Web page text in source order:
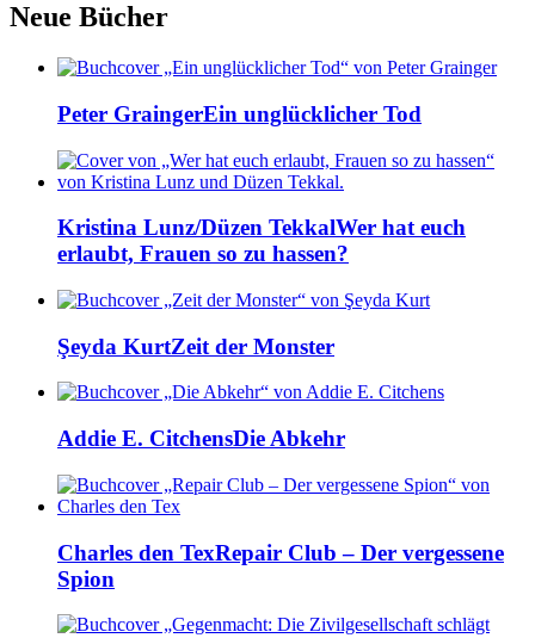
Neue Bücher
Peter GraingerEin unglücklicher Tod
Kristina Lunz/Düzen TekkalWer hat euch
erlaubt, Frauen so zu hassen?
Şeyda KurtZeit der Monster
Addie E. CitchensDie Abkehr
Charles den TexRepair Club – Der vergessene
Spion